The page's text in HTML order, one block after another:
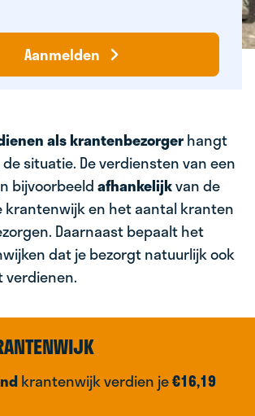
Aanmelden
als krantenbezorgerhangt
situatie. De verdiensten van een
bijvoorbeeldafhankelijkvan de
krantenwijk en het aantal kranten
Daarnaast bepaalt het
dat je bezorgt natuurlijk ook
verdienen.
krantenwijk verdien je€16,19